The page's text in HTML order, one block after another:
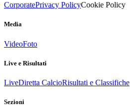
CorporatePrivacy PolicyCookie Policy
Media
VideoFoto
Live e Risultati
LiveDiretta CalcioRisultati e Classifiche
Sezioni